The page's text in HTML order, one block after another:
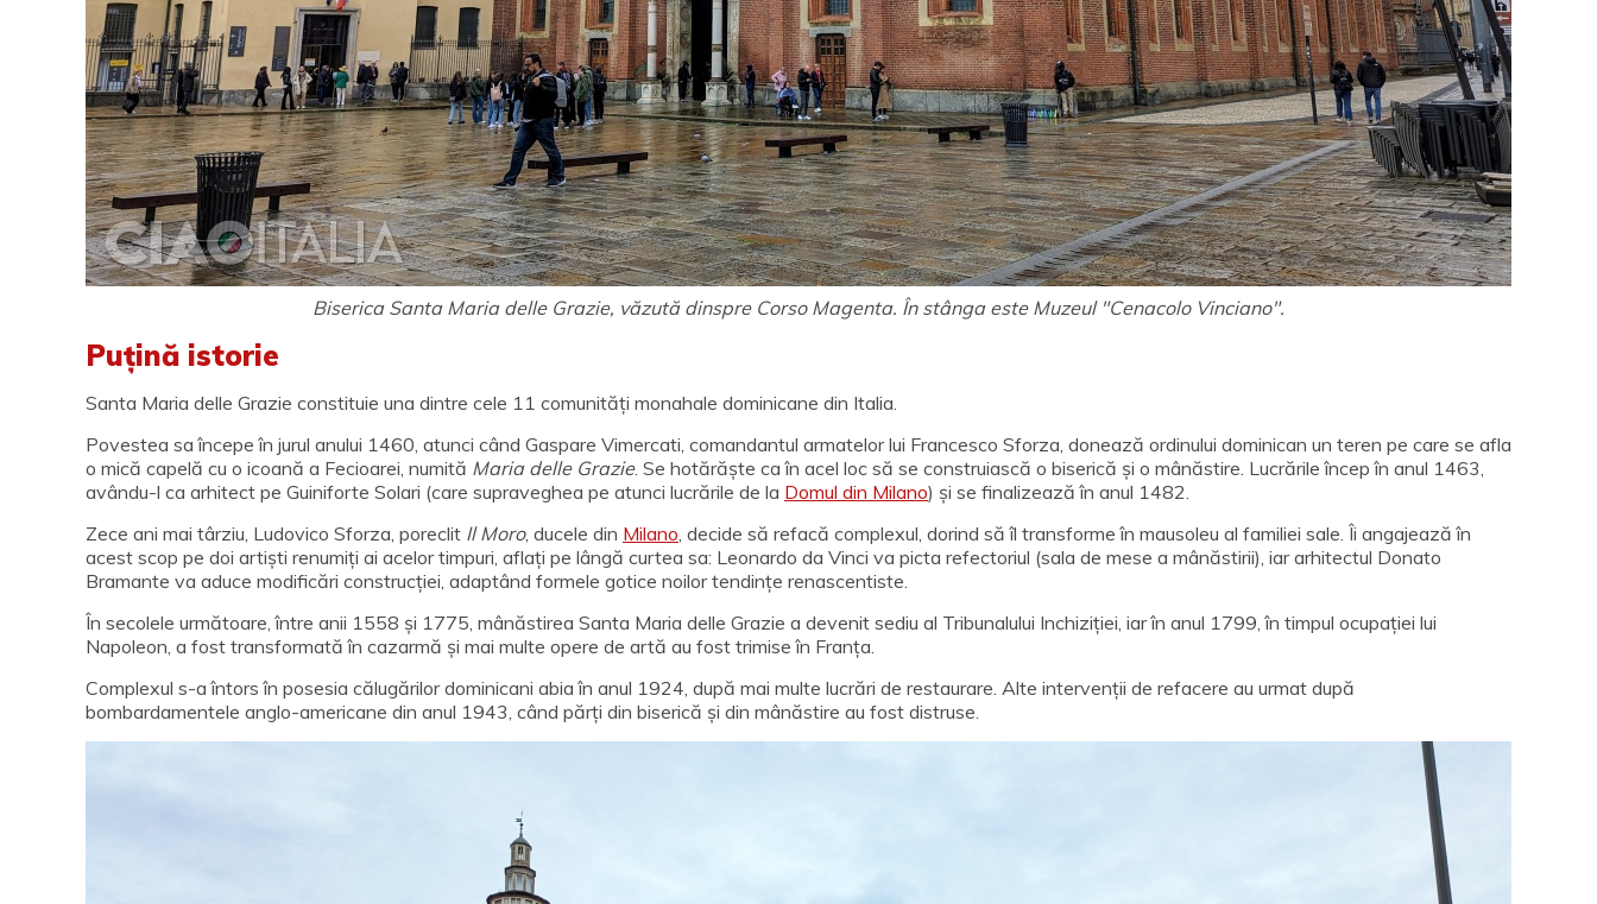
Biserica Santa Maria delle Grazie, văzută dinspre Corso Magenta. În stânga este Muzeul "Cenacolo Vinciano".
Puțină istorie
Santa Maria delle Grazie constituie una dintre cele 11 comunități monahale dominicane din Italia.
Povestea sa începe în jurul anului 1460, atunci când Gaspare Vimercati, comandantul armatelor lui Francesco Sforza, donează ordinului dominican un teren pe care se afla
o mică capelă cu o icoană a Fecioarei, numită Maria delle Grazie. Se hotărăște ca în acel loc să se construiască o biserică și o mânăstire. Lucrările încep în anul 1463,
avându-l ca arhitect pe Guiniforte Solari (care supraveghea pe atunci lucrările de la Domul din Milano) și se finalizează în anul 1482.
Zece ani mai târziu, Ludovico Sforza, poreclit Il Moro, ducele din Milano, decide să refacă complexul, dorind să îl transforme în mausoleu al familiei sale. Îi angajează în
acest scop pe doi artiști renumiți ai acelor timpuri, aflați pe lângă curtea sa: Leonardo da Vinci va picta refectoriul (sala de mese a mânăstirii), iar arhitectul Donato
Bramante va aduce modificări construcției, adaptând formele gotice noilor tendințe renascentiste.
În secolele următoare, între anii 1558 și 1775, mânăstirea Santa Maria delle Grazie a devenit sediu al Tribunalului Inchiziției, iar în anul 1799, în timpul ocupației lui
Napoleon, a fost transformată în cazarmă și mai multe opere de artă au fost trimise în Franța.
Complexul s-a întors în posesia călugărilor dominicani abia în anul 1924, după mai multe lucrări de restaurare. Alte intervenții de refacere au urmat după
bombardamentele anglo-americane din anul 1943, când părți din biserică și din mânăstire au fost distruse.